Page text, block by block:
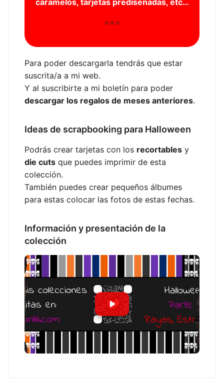
⭐⭐⭐
Para poder descargarla tendrás que estar
suscrita/a a mi web.
Y al suscribirte a mi boletín para poder
descargar los regalos de meses anteriores.
Ideas de scrapbooking para Halloween
Podrás crear tarjetas con los recortables y
die cuts que puedes imprimir de esta
colección.
También puedes crear pequeños álbumes
para estas colocar las fotos de estas fechas.
Información y presentación de la
colección